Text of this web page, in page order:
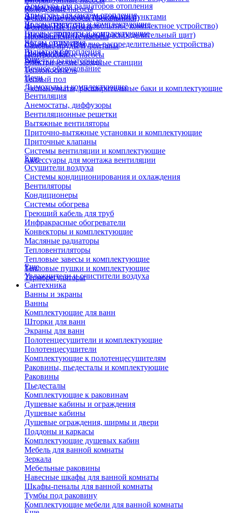
Колодезные насосы
Фекальные насосы (фекальники)
Фонтанные насосы
Промышленные насосы
Садовые пруды и фонтаны
Центробежные насосы
охлаждения)
Щиты управления тепловыми пунктами
Шкафы НКУ (Низковольтное комплектное устройство)
Шкафы ГРЩ (Главный распределительный щит)
Шкафы ВРУ (Вводно-распределительные устройства)
Шкафы АВР
Электрические зарядные станции
Арматура для радиаторов отопления
Арматура для систем отопления
Водонагреватели и комплектующие
Газовые колонки и комплектующие
Котлы отопления
Радиаторы отопления
Решетки радиаторные
Теплоноситель
Теплый пол
Экспанзоматы, расширительные баки и комплектующие
Еще
Печное оборудование
Печи
Дымоходы и комплектующие
Вентиляция
Анемостаты, диффузоры
Вентиляционные решетки
Вытяжные вентиляторы
Приточно-вытяжные установки и комплектующие
Приточные клапаны
Системы вентиляции и комплектующие
Аксессуары для монтажа вентиляции
Еще
Осушители воздуха
Системы кондиционирования и охлаждения
Вентиляторы
Кондиционеры
Системы обогрева
Греющий кабель для труб
Инфракрасные обогреватели
Конвекторы и комплектующие
Масляные радиаторы
Тепловентиляторы
Тепловые завесы и комплектующие
Тепловые пушки и комплектующие
Терморегуляторы
Еще
Увлажнители и очистители воздуха
Сантехника
Ванны и экраны
Ванны
Комплектующие для ванн
Шторки для ванн
Экраны для ванн
Полотенцесушители и комплектующие
Полотенцесушители
Комплектующие к полотенцесушителям
Раковины, пьедесталы и комплектующие
Раковины
Пьедесталы
Комплектующие к раковинам
Душевые кабины и ограждения
Душевые кабины
Душевые ограждения, ширмы и двери
Поддоны и каркасы
Комплектующие душевых кабин
Мебель для ванной комнаты
Зеркала
Мебельные раковины
Навесные шкафы для ванной комнаты
Шкафы-пеналы для ванной комнаты
Тумбы под раковину
Комплектующие мебели для ванной комнаты